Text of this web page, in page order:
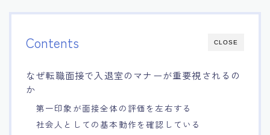
CLOSE
Contents
なぜ転職面接で入退室のマナーが重要視されるの
か
第一印象が面接全体の評価を左右する
社会人としての基本動作を確認している